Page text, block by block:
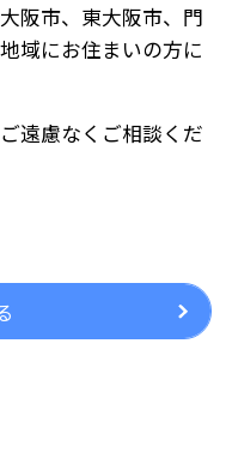
阪市、東大阪市、門
域にお住まいの方に
遠慮なくご相談くだ